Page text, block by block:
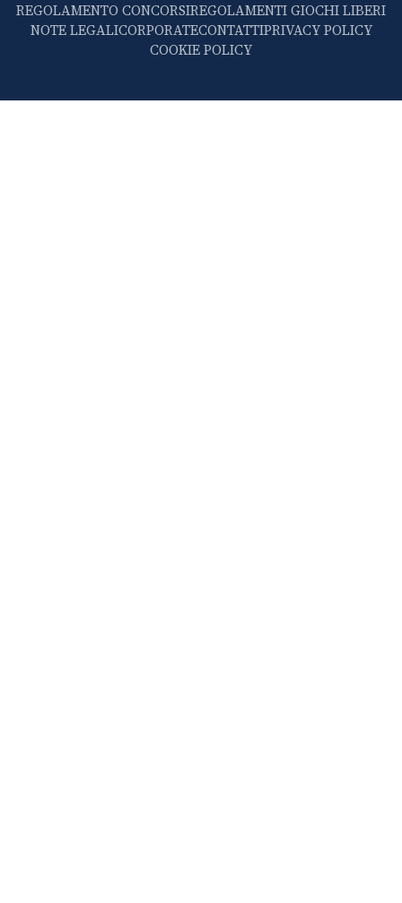
REGOLAMENTO CONCORSIREGOLAMENTI GIOCHI LIBERI
NOTE LEGALICORPORATECONTATTIPRIVACY POLICY
COOKIE POLICY